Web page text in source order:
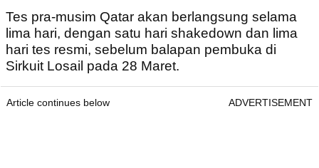
Tes pra-musim Qatar akan berlangsung selama
lima hari, dengan satu hari shakedown dan lima
hari tes resmi, sebelum balapan pembuka di
Sirkuit Losail pada 28 Maret.
Article continues below ADVERTISEMENT